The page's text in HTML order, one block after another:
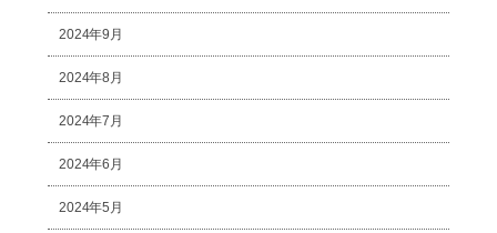
2024年9月
2024年8月
2024年7月
2024年6月
2024年5月